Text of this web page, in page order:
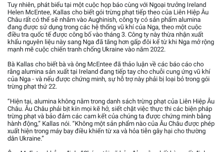
Tuy nhiên, phát biểu tại một cuộc họp báo cùng với Ngoại trưởng Ireland
Helen McEntee, Kallas cho biết gói trừng phạt tiếp theo của Liên Hiệp Âu
Châu rất có thể sẽ nhắm vào Aughinish, công ty có sản phẩm alumina
đang được sử dụng trong các hệ thống vũ khí của Nga, theo một cuộc
điều tra quốc tế được công bố vào tháng 3. Công ty này thừa nhận xuất
khẩu nguyên liệu này sang Nga đã tăng hơn gấp đôi kể từ khi Nga mở rộng
mạnh mẽ cuộc chiến tranh chống Ukraine vào năm 2022.
Bà Kallas cho biết bà và ông McEntee đã thảo luận về các báo cáo cho
rằng alumina sản xuất tại Ireland đang tiếp tay cho chuỗi cung ứng vũ khí
của Nga - và nếu được chứng minh, sự hỗ trợ này phải bị loại bỏ trong gói
trừng phạt thứ 22.
“Hiện tại, alumina không nằm trong danh sách trừng phạt của Liên Hiệp Âu
Châu. Âu Châu phải bịt kín mọi kẽ hở, siết chặt việc thực thi các biện pháp
trừng phạt và bảo đảm các cam kết của chúng ta được chứng minh bằng
hành động,” Kallas nói. “Không một sản phẩm nào của Âu Châu được phép
xuất hiện trong máy bay điều khiển từ xa và hỏa tiễn gây hại cho thường
dân Ukraine.”